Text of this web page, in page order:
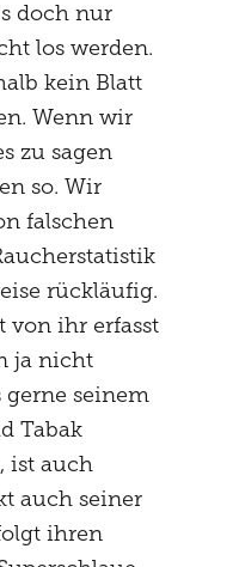
doch nur
los werden.
kein Blatt
Wenn wir
zu sagen
so. Wir
falschen
rückläufig.
von ihr erfasst
ja nicht
gerne seinem
Tabak
ist auch
auch seiner
ihren